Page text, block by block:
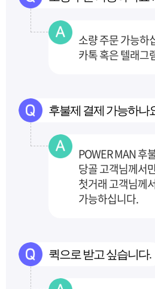
소량 주문 가능하
카톡 혹은 텔래그
후불제 결제 가능하나
POWER MAN 후
당골 고객님께서
첫거래 고객님께
가능하십니다.
퀵으로 받고 싶습니다.